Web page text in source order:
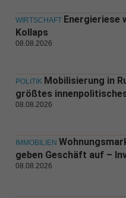
WIRTSCHAFT Energieriese
Kollaps
08.08.2026
POLITIK Mobilisierung in
größtes
08.08.2026
IMMOBILIEN
geben Geschäft auf –
08.08.2026